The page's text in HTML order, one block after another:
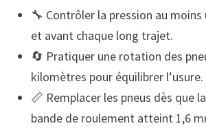
🔧 Contrôler la pression au
et avant chaque long trajet.
🔄 Pratiquer une rotation des
kilomètres pour équilibrer l’usure.
📏 Remplacer les pneus dès que
bande de roulement atteint 1,6